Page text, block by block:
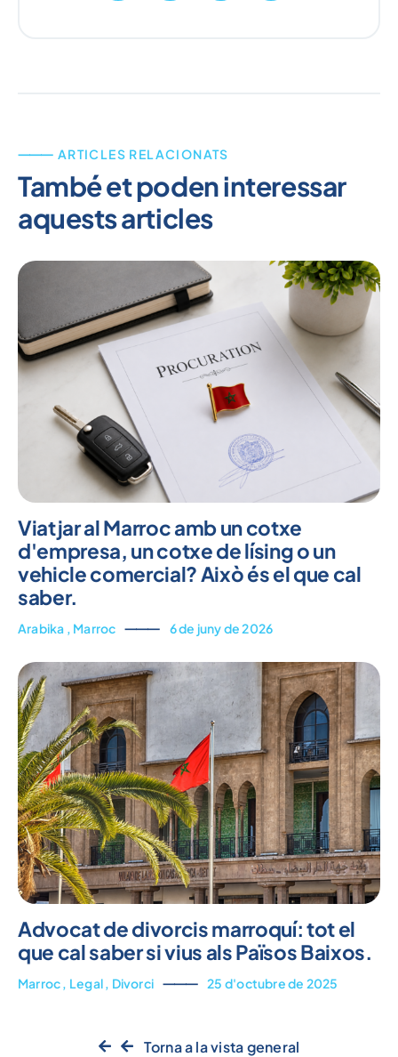
⸻ ARTICLES RELACIONATS
També et poden interessar
aquests articles
Viatjar al Marroc amb un cotxe
d'empresa, un cotxe de lísing o un
vehicle comercial? Això és el que cal
saber.
Arabika Marroc ⸻ 6 de juny de 2026
Advocat de divorcis marroquí: tot el
que cal saber si vius als Països Baixos.
Marroc Legal, Divorci ⸻ 25 d'octubre de 2025
Torna a la vista general